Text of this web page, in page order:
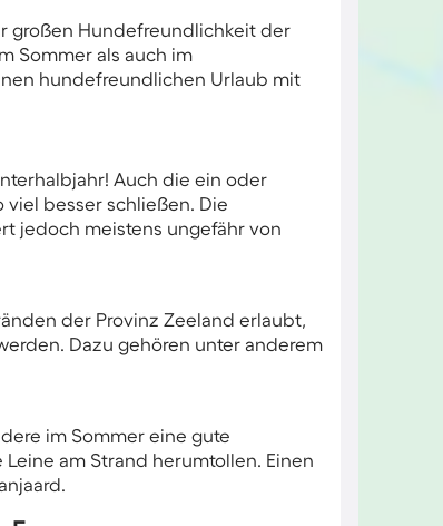
großen Hundefreundlichkeit der
Sommer als auch im
hundefreundlichen Urlaub mit
Auch die ein oder
besser schließen. Die
jedoch meistens ungefähr von
der Provinz Zeeland erlaubt,
Dazu gehören unter anderem
im Sommer eine gute
am Strand herumtollen. Einen